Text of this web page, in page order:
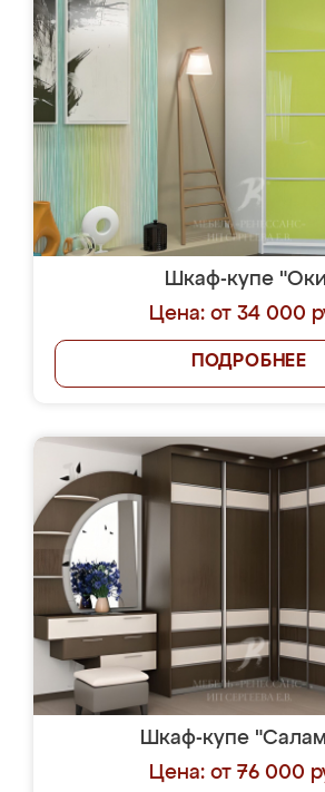
Шкаф-купе
Цена: от 34 000
ПОДРОБНЕЕ
Шкаф-купе
Цена: от 76 000